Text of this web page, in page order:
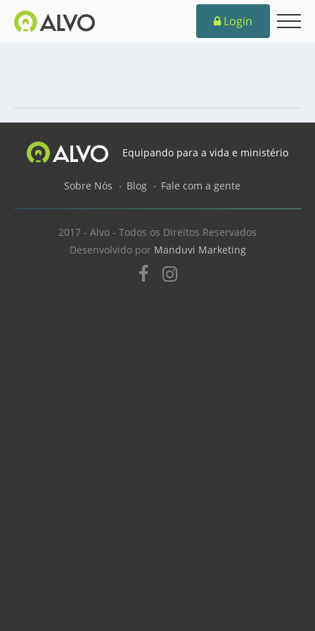
Login
Equipando para a vida e ministério
Sobre Nós Blog Fale com a gente
2017 - Alvo - Todos os Direitos Reservados
Desenvolvido por Manduvi Marketing